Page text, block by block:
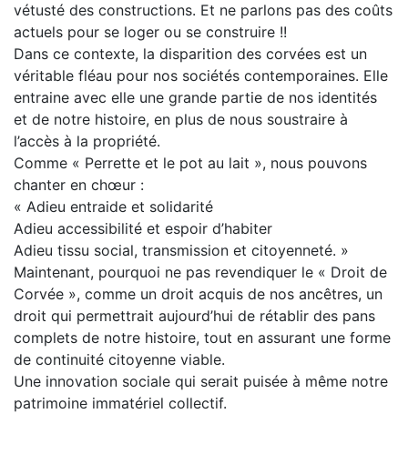
vétusté des constructions. Et ne parlons pas des coûts
actuels pour se loger ou se construire !!
Dans ce contexte, la disparition des corvées est un
véritable fléau pour nos sociétés contemporaines. Elle
entraine avec elle une grande partie de nos identités
et de notre histoire, en plus de nous soustraire à
l’accès à la propriété.
Comme « Perrette et le pot au lait », nous pouvons
chanter en chœur :
« Adieu entraide et solidarité
Adieu accessibilité et espoir d’habiter
Adieu tissu social, transmission et citoyenneté. »
Maintenant, pourquoi ne pas revendiquer le « Droit de
Corvée », comme un droit acquis de nos ancêtres, un
droit qui permettrait aujourd’hui de rétablir des pans
complets de notre histoire, tout en assurant une forme
de continuité citoyenne viable.
Une innovation sociale qui serait puisée à même notre
patrimoine immatériel collectif.